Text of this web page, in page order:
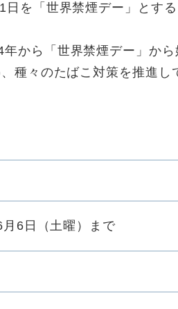
を「世界禁煙デー」とす
から「世界禁煙デー」から
種々のたばこ対策を推進し
6日（土曜）まで